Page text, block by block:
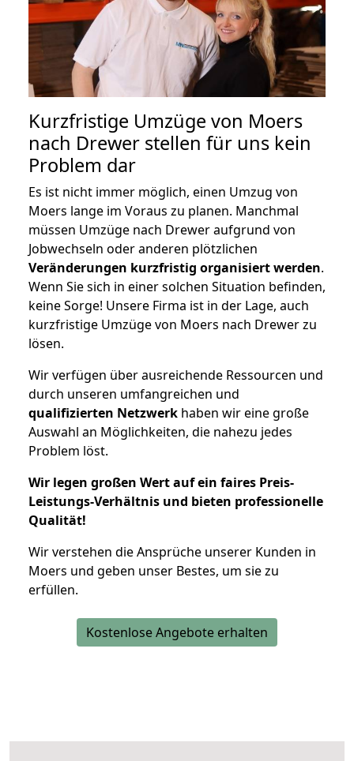
Kurzfristige Umzüge von Moers
nach Drewer stellen für uns kein
Problem dar
Es ist nicht immer möglich, einen Umzug von
Moers lange im Voraus zu planen. Manchmal
müssen Umzüge nach Drewer aufgrund von
Jobwechseln oder anderen plötzlichen
Veränderungen kurzfristig organisiert werden.
Wenn Sie sich in einer solchen Situation befinden,
keine Sorge! Unsere Firma ist in der Lage, auch
kurzfristige Umzüge von Moers nach Drewer zu
lösen.
Wir verfügen über ausreichende Ressourcen und
durch unseren umfangreichen und
qualifizierten Netzwerk haben wir eine große
Auswahl an Möglichkeiten, die nahezu jedes
Problem löst.
Wir legen großen Wert auf ein faires Preis-
Leistungs-Verhältnis und bieten professionelle
Qualität!
Wir verstehen die Ansprüche unserer Kunden in
Moers und geben unser Bestes, um sie zu
erfüllen.
Kostenlose Angebote erhalten